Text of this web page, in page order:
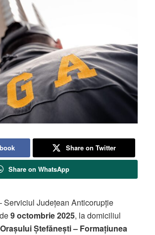
Share on Twitter
Share on WhatsApp
Județean Anticorupție
9 octombrie 2025, la domiciliul
Ștefănești – Formațiunea